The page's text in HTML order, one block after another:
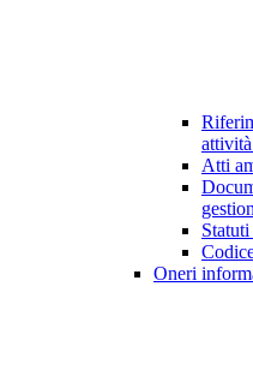
attività
Atti
Oneri